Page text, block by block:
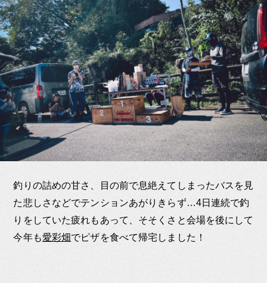
釣りの詰めの甘さ、目の前で息絶えてしまったバスを見
た悲しさなどでテンションあがりきらず…4日連続で釣
りをしていた疲れもあって、そそくさと会場を後にして
今年も愛彩畑でピザを食べて帰宅しました！